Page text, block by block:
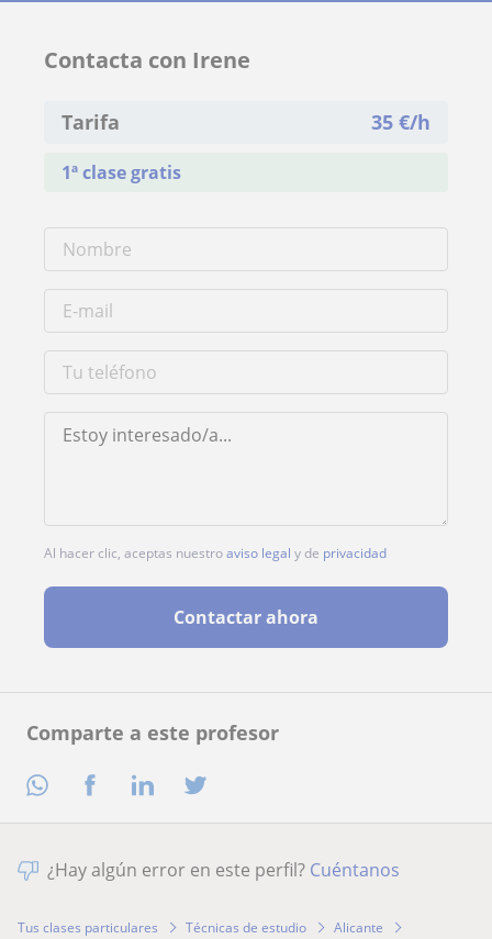
Comparte a este profesor
Contacta con Irene
Tarifa 35 €/h
1ª clase gratis
Al hacer clic, aceptas nuestroaviso legal y de privacidad
Contactar ahora
¿Hay algún error en este perfil? Cuéntanos
Tus clases particulares Técnicas de estudio
Alicante